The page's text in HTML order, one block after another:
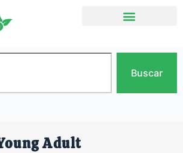
Buscar
Adult